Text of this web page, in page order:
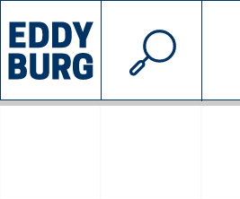
INIZIATIVE
© 2026